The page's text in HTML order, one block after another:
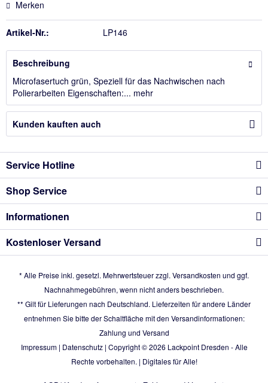
Merken
Artikel-Nr.: LP146
Beschreibung
Microfasertuch grün, Speziell für das Nachwischen nach
Polierarbeiten Eigenschaften:... mehr
Kunden kauften auch
Service Hotline
Shop Service
Informationen
Kostenloser Versand
* Alle Preise inkl. gesetzl. Mehrwertsteuer zzgl. Versandkosten und ggf.
Nachnahmegebühren, wenn nicht anders beschrieben.
** Gilt für Lieferungen nach Deutschland. Lieferzeiten für andere Länder
entnehmen Sie bitte der Schaltfläche mit den Versandinformationen:
Zahlung und Versand
Impressum| Datenschutz| Copyright © 2026 Lackpoint Dresden - Alle
Rechte vorbehalten. | Digitales für Alle!